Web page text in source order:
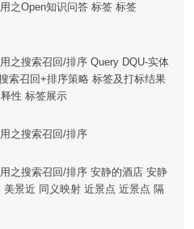
之Open知识问答 标签 标签
之搜索召回/排序 Query DQU-实体
索召回+排序策略 标签及打标结果
性 标签展示
之搜索召回/排序
之搜索召回/排序 安静的酒店 安静
景近 同义映射 近景点 近景点 隔